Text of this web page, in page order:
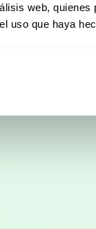
web,
uso que haya